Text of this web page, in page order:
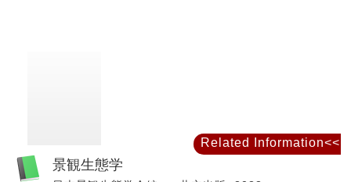
景観生態学
Related Information<<